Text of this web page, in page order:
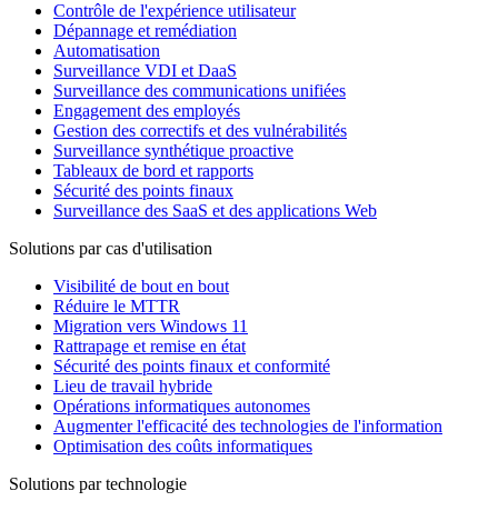
Contrôle de l'expérience utilisateur
Dépannage et remédiation
Automatisation
Surveillance VDI et DaaS
Surveillance des communications unifiées
Engagement des employés
Gestion des correctifs et des vulnérabilités
Surveillance synthétique proactive
Tableaux de bord et rapports
Sécurité des points finaux
Surveillance des SaaS et des applications Web
Solutions par cas d'utilisation
Visibilité de bout en bout
Réduire le MTTR
Migration vers Windows 11
Rattrapage et remise en état
Sécurité des points finaux et conformité
Lieu de travail hybride
Opérations informatiques autonomes
Augmenter l'efficacité des technologies de l'information
Optimisation des coûts informatiques
Solutions par technologie